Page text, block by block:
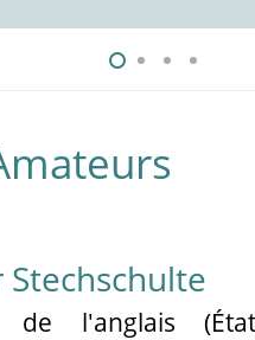
Stechschulte
de l'anglais